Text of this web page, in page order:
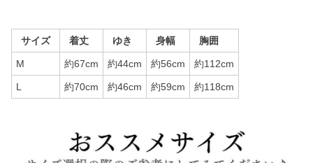
サイズ 着丈 ゆき 身幅 胸囲
M 約67cm 約44cm 約56cm 約112cm
L 約70cm 約46cm 約59cm 約118cm